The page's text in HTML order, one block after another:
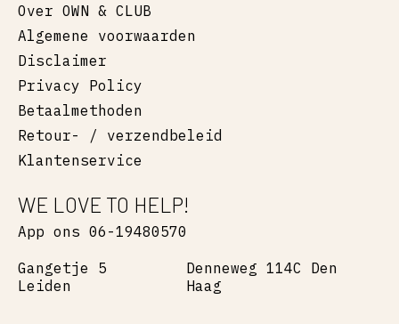
Over OWN & CLUB
Algemene voorwaarden
Disclaimer
Privacy Policy
Betaalmethoden
Retour- / verzendbeleid
Klantenservice
WE LOVE TO HELP!
App ons 06-19480570
Gangetje 5
Leiden
Denneweg 114C Den
Haag